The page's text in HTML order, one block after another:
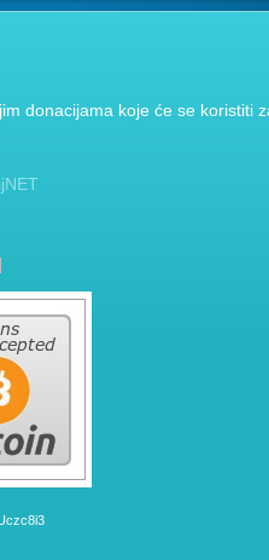
donacijama koje će se koristiti